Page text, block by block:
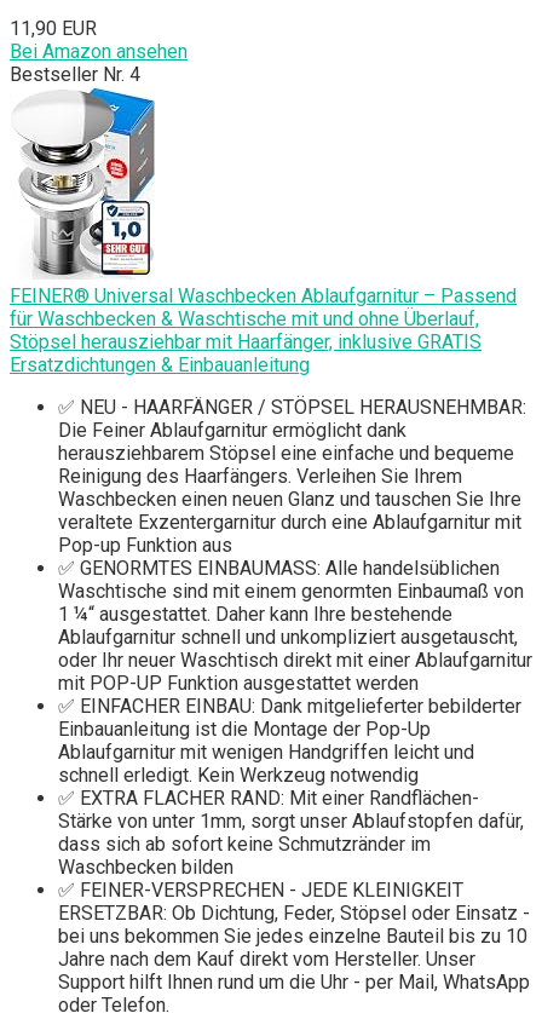
11,90 EUR
Bei Amazon ansehen
Bestseller Nr. 4
FEINER® Universal Waschbecken Ablaufgarnitur – Passend
für Waschbecken & Waschtische mit und ohne Überlauf,
Stöpsel herausziehbar mit Haarfänger, inklusive GRATIS
Ersatzdichtungen & Einbauanleitung
✅ NEU - HAARFÄNGER / STÖPSEL HERAUSNEHMBAR:
Die Feiner Ablaufgarnitur ermöglicht dank
herausziehbarem Stöpsel eine einfache und bequeme
Reinigung des Haarfängers. Verleihen Sie Ihrem
Waschbecken einen neuen Glanz und tauschen Sie Ihre
veraltete Exzentergarnitur durch eine Ablaufgarnitur mit
Pop-up Funktion aus
✅ GENORMTES EINBAUMASS: Alle handelsüblichen
Waschtische sind mit einem genormten Einbaumaß von
1 ¼“ ausgestattet. Daher kann Ihre bestehende
Ablaufgarnitur schnell und unkompliziert ausgetauscht,
oder Ihr neuer Waschtisch direkt mit einer Ablaufgarnitur
mit POP-UP Funktion ausgestattet werden
✅ EINFACHER EINBAU: Dank mitgelieferter bebilderter
Einbauanleitung ist die Montage der Pop-Up
Ablaufgarnitur mit wenigen Handgriffen leicht und
schnell erledigt. Kein Werkzeug notwendig
✅ EXTRA FLACHER RAND: Mit einer Randflächen-
Stärke von unter 1mm, sorgt unser Ablaufstopfen dafür,
dass sich ab sofort keine Schmutzränder im
Waschbecken bilden
✅ FEINER-VERSPRECHEN - JEDE KLEINIGKEIT
ERSETZBAR: Ob Dichtung, Feder, Stöpsel oder Einsatz -
bei uns bekommen Sie jedes einzelne Bauteil bis zu 10
Jahre nach dem Kauf direkt vom Hersteller. Unser
Support hilft Ihnen rund um die Uhr - per Mail, WhatsApp
oder Telefon.